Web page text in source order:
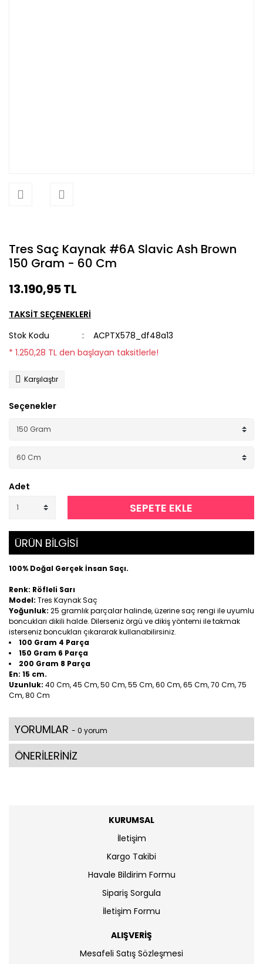
Tres Saç Kaynak #6A Slavic Ash Brown
150 Gram - 60 Cm
13.190,95 TL
TAKSİT SEÇENEKLERİ
Stok Kodu
ACPTX578_df48a13
* 1.250,28 TL den başlayan taksitlerle!
Karşılaştır
Seçenekler
Adet
SEPETE EKLE
ÜRÜN BİLGİSİ
100% Doğal Gerçek İnsan Saçı.
Renk: Röfleli Sarı
Model: Tres Kaynak Saç
Yoğunluk: 25 gramlık parçalar halinde, üzerine saç rengi ile uyumlu
boncukları dikili halde. Dilerseniz örgü ve dikiş yöntemi ile takmak
isterseniz boncukları çıkararak kullanabilirsiniz.
100 Gram 4 Parça
150 Gram 6 Parça
200 Gram 8 Parça
En: 15 cm.
Uzunluk: 40 Cm, 45 Cm, 50 Cm, 55 Cm, 60 Cm, 65 Cm, 70 Cm, 75
Cm, 80 Cm
YORUMLAR - 0 yorum
ÖNERİLERİNİZ
KURUMSAL
İletişim
Kargo Takibi
Havale Bildirim Formu
Sipariş Sorgula
İletişim Formu
ALIŞVERİŞ
Mesafeli Satış Sözleşmesi